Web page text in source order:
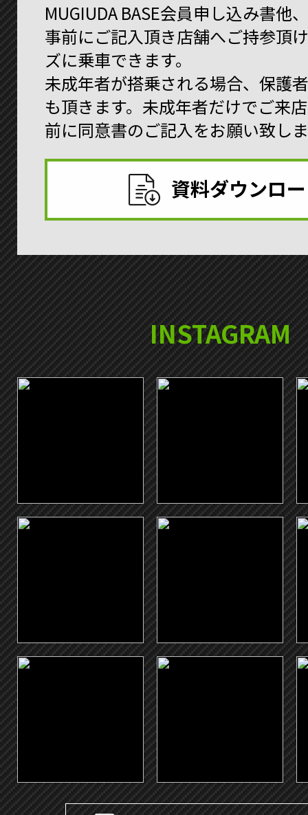
MUGIUDA BASE会員申し込み書他
事前にご記入頂き店舗へご持参頂
ズに乗車できます。
未成年者が搭乗される場合、保護
も頂きます。未成年者だけでご来
前に同意書のご記入をお願い致し
資料ダウンロ
INSTAGRAM